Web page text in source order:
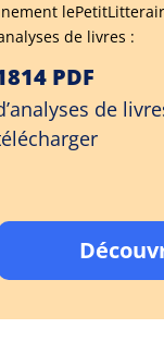
de livres :
PDF
de